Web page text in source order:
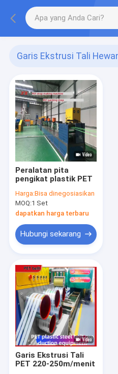
Garis Ekstrusi Tali
Peralatan pita
pengikat plastik PET
Harga:Bisa dinegosiasikan
MOQ:1 Set
dapatkan harga terbaru
Hubungi sekarang
Garis Ekstrusi Tali
PET 220-250m/menit